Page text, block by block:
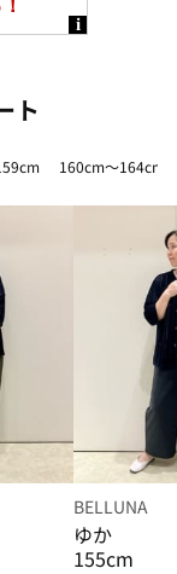
ト
160cm～164cm
BELLUNA
ゆか
155cm